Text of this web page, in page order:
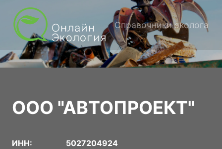
Справочники эколога
ООО "АВТОПРОЕКТ"
ИНН: 5027204924